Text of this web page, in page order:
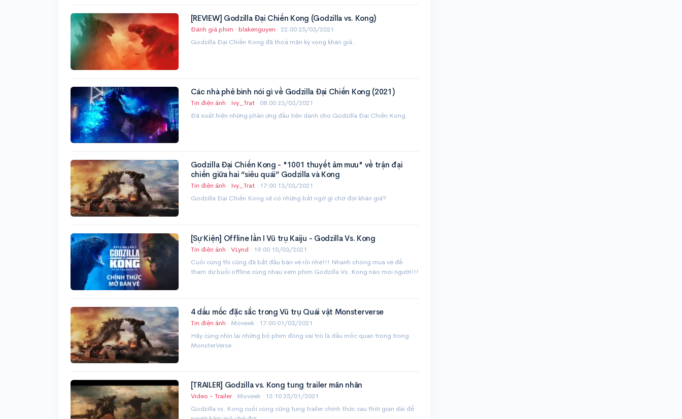
[REVIEW] Godzilla Đại Chiến Kong (Godzilla vs. Kong)
Đánh giá phim · blakenguyen · 22:00 25/03/2021
Godzilla Đại Chiến Kong đã thoả mãn kỳ vọng khán giả.
Các nhà phê bình nói gì về Godzilla Đại Chiến Kong (2021)
Tin điện ảnh · Ivy_Trat · 08:00 23/03/2021
Đã xuất hiện những phản ứng đầu tiên dành cho Godzilla Đại Chiến Kong.
Godzilla Đại Chiến Kong - "1001 thuyết âm mưu" về trận đại
chiến giữa hai “siêu quái” Godzilla và Kong
Tin điện ảnh · Ivy_Trat · 17:00 13/03/2021
Godzilla Đại Chiến Kong sẽ có những bất ngờ gì chờ đợi khán giả?
[Sự Kiện] Offline lần I Vũ trụ Kaiju - Godzilla Vs. Kong
Tin điện ảnh · VLynd · 19:00 10/03/2021
Cuối cùng thì cũng đã bắt đầu bán vé rồi nhé!!! Nhanh chóng mua vé để
tham dự buổi offline cùng nhau xem phim Godzilla Vs. Kong nào mọi người!!!
4 dấu mốc đặc sắc trong Vũ trụ Quái vật Monsterverse
Tin điện ảnh · Moveek · 17:00 01/03/2021
Hãy cùng nhìn lại những bộ phim đóng vai trò là dấu mốc quan trọng trong
MonsterVerse.
[TRAILER] Godzilla vs. Kong tung trailer mãn nhãn
Video - Trailer· Moveek · 12:10 25/01/2021
Godzilla vs. Kong cuối cùng cũng tung trailer chính thức sau thời gian dài để